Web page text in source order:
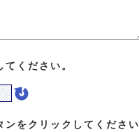
ください。
ンをクリックしてください